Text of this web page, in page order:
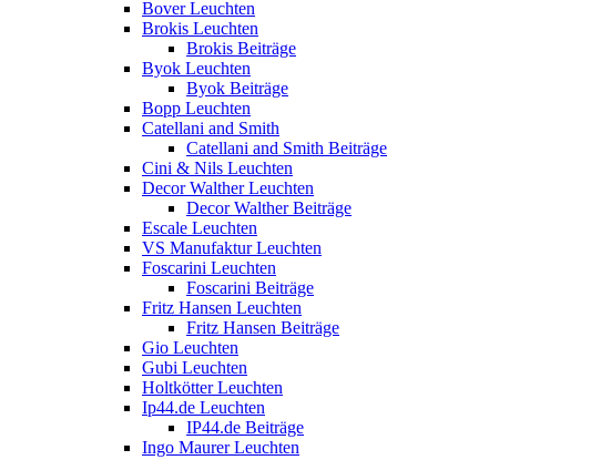
Bover Leuchten
Brokis Leuchten
Brokis Beiträge
Byok Leuchten
Byok Beiträge
Bopp Leuchten
Catellani and Smith
Catellani and Smith Beiträge
Cini & Nils Leuchten
Decor Walther Leuchten
Decor Walther Beiträge
Escale Leuchten
VS Manufaktur Leuchten
Foscarini Leuchten
Foscarini Beiträge
Fritz Hansen Leuchten
Fritz Hansen Beiträge
Gio Leuchten
Gubi Leuchten
Holtkötter Leuchten
Ip44.de Leuchten
IP44.de Beiträge
Ingo Maurer Leuchten